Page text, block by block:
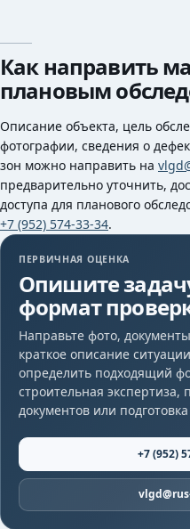
Как направить
плановым
Описание объекта, цель
фотографии, сведения о
зон можно направить на
предварительно уточнить,
доступа для планового
+7 (952) 574-33-34.
ПЕРВИЧНАЯ ОЦЕНКА
Опишите
формат
Направьте фото,
краткое описание
определить подходящий
строительная
документов или
+7 (952)